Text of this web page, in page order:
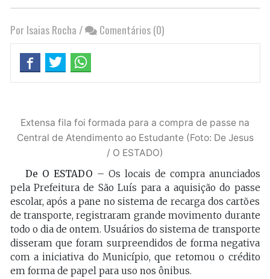
Por Isaias Rocha / Comentários (0)
Extensa fila foi formada para a compra de passe na
Central de Atendimento ao Estudante (Foto: De Jesus
/ O ESTADO)
De O ESTADO – Os locais de compra anunciados
pela Prefeitura de São Luís para a aquisição do passe
escolar, após a pane no sistema de recarga dos cartões
de transporte, registraram grande movimento durante
todo o dia de ontem. Usuários do sistema de transporte
disseram que foram surpreendidos de forma negativa
com a iniciativa do Município, que retomou o crédito
em forma de papel para uso nos ônibus.